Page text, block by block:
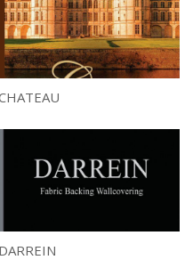
DARREIN